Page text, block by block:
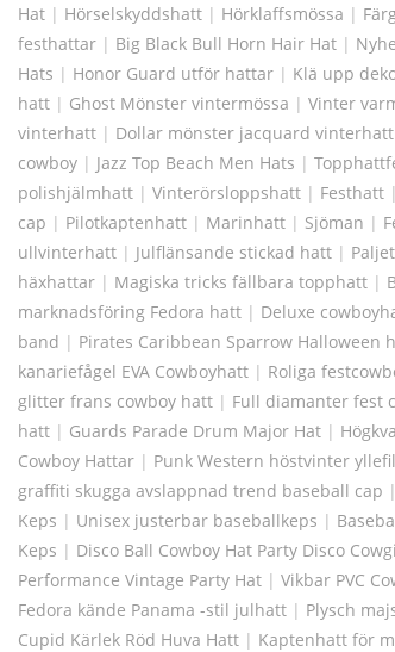
Hat | Hörselskyddshatt | Hörklaffsmössa |
festhattar | Big Black Bull Horn Hair Hat |
Hats | Honor Guard utför hattar | Klä upp
hatt | Ghost Mönster vintermössa | Vinter
vinterhatt | Dollar mönster jacquard vinterhatt
cowboy | Jazz Top Beach Men Hats |
polishjälmhatt | Vinterörsloppshatt | Festhatt |
cap | Pilotkaptenhatt | Marinhatt | Sjöman |
ullvinterhatt | Julflänsande stickad hatt |
häxhattar | Magiska tricks fällbara topphatt |
marknadsföring Fedora hatt | Deluxe
band | Pirates Caribbean Sparrow Halloween
kanariefågel EVA Cowboyhatt | Roliga
glitter frans cowboy hatt | Full diamanter fest
hatt | Guards Parade Drum Major Hat |
Cowboy Hattar | Punk Western höstvinter
graffiti skugga avslappnad trend baseball cap |
Keps | Unisex justerbar baseballkeps |
Keps | Disco Ball Cowboy Hat Party Disco
Performance Vintage Party Hat | Vikbar PVC
Fedora kände Panama -stil julhatt | Plysch
Cupid Kärlek Röd Huva Hatt | Kaptenhatt för